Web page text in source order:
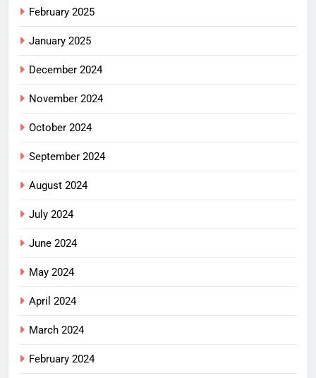
February 2025
January 2025
December 2024
November 2024
October 2024
September 2024
August 2024
July 2024
June 2024
May 2024
April 2024
March 2024
February 2024